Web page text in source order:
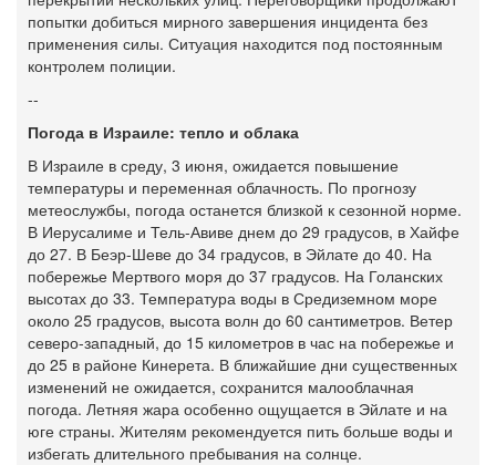
попытки добиться мирного завершения инцидента без
применения силы. Ситуация находится под постоянным
контролем полиции.
--
Погода в Израиле: тепло и облака
В Израиле в среду, 3 июня, ожидается повышение
температуры и переменная облачность. По прогнозу
метеослужбы, погода останется близкой к сезонной норме.
В Иерусалиме и Тель-Авиве днем до 29 градусов, в Хайфе
до 27. В Беэр-Шеве до 34 градусов, в Эйлате до 40. На
побережье Мертвого моря до 37 градусов. На Голанских
высотах до 33. Температура воды в Средиземном море
около 25 градусов, высота волн до 60 сантиметров. Ветер
северо-западный, до 15 километров в час на побережье и
до 25 в районе Кинерета. В ближайшие дни существенных
изменений не ожидается, сохранится малооблачная
погода. Летняя жара особенно ощущается в Эйлате и на
юге страны. Жителям рекомендуется пить больше воды и
избегать длительного пребывания на солнце.